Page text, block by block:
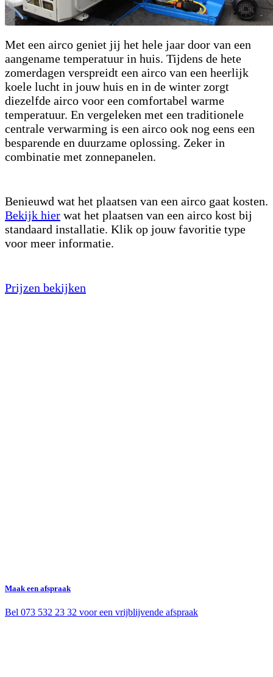
Met een airco geniet jij het hele jaar door van een
aangename temperatuur in huis. Tijdens de hete
zomerdagen verspreidt een airco van een heerlijk
koele lucht in jouw huis en in de winter zorgt
diezelfde airco voor een comfortabel warme
temperatuur. En vergeleken met een traditionele
centrale verwarming is een airco ook nog eens een
besparende en duurzame oplossing. Zeker in
combinatie met zonnepanelen.
Benieuwd wat het plaatsen van een airco gaat kosten.
Bekijk hier wat het plaatsen van een airco kost bij
standaard installatie. Klik op jouw favoritie type
voor meer informatie.
Prijzen bekijken
Maak een afspraak
Bel 073 532 23 32 voor een vrijblijvende afspraak